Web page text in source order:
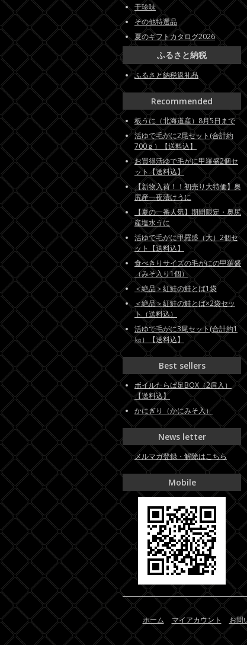
干珍味
その他特選品
夏のギフトカタログ2026
ふるさと納税
ふるさと納税返礼品
Recommended
板うに（北海道産）8月5日まで
活ゆで毛がに2尾セット(合計約
700ｇ）【送料込】
お買得活ゆで毛がに甲羅盛2個セ
ット【送料込】
【新物入荷！！初売り大特価】奥
尻産一夜漬けうに
【夏の一番人気】期間限定・奥尻
産塩水うに
活ゆで毛がに甲羅盛（大）2個セ
ット【送料込】
食べきりサイズの毛がにの甲羅盛
（みそ入り1個）
＜絶品＞紅鮭の鮭とば1袋
＜絶品＞紅鮭の鮭とば×2袋セッ
ト（送料込）
活ゆで毛がに3尾セット(合計約1
㎏）【送料込】
Best sellers
ボイルたらば足BOX（2肩入）
【送料込】
かにぎり（かにみそ入）
News letter
メルマガ登録・解除はこちら
Mobile
ホーム マイアカウント お問